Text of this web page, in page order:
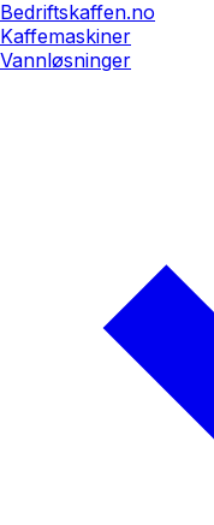
Bedriftskaffen.no
Kaffemaskiner
Vannløsninger